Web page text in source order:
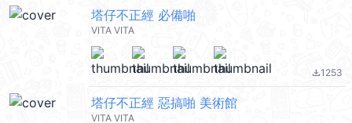
塔仔不正經 必備啪
VITA VITA
file_download1253
塔仔不正經 惡搞啪 美術館
VITA VITA